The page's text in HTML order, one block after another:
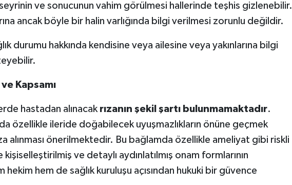
seyrinin ve sonucunun vahim görülmesi hallerinde teşhis gizlenebilir.
ancak böyle bir halin varlığında bilgi verilmesi zorunlu değildir.
durumu hakkında kendisine veya ailesine veya yakınlarına bilgi
ve Kapsamı
hastadan alınacak rızanın şekil şartı bulunmamaktadır.
özellikle ileride doğabilecek uyuşmazlıkların önüne geçmek
alınması önerilmektedir. Bu bağlamda özellikle ameliyat gibi riskli
ve detaylı aydınlatılmış onam formlarının
hekim hem de sağlık kuruluşu açısından hukuki bir güvence